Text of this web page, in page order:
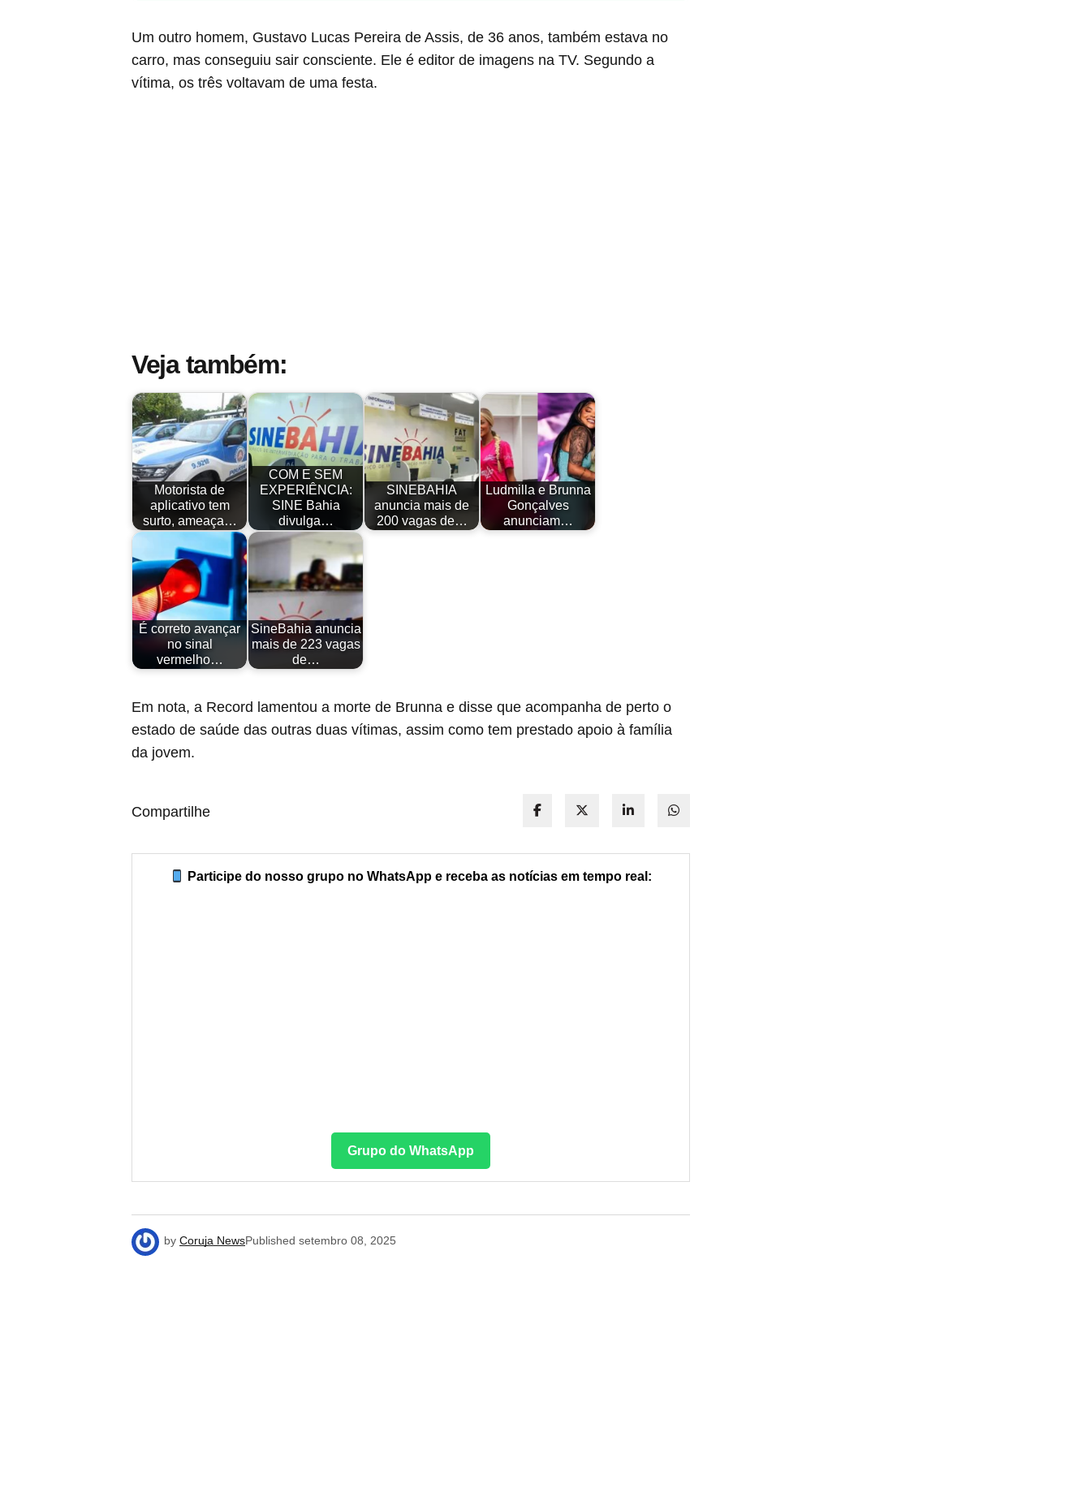
Um outro homem, Gustavo Lucas Pereira de Assis, de 36 anos, também estava no
carro, mas conseguiu sair consciente. Ele é editor de imagens na TV. Segundo a
vítima, os três voltavam de uma festa.
Veja também:
Motorista de
aplicativo tem
surto, ameaça…
COM E SEM
EXPERIÊNCIA:
SINE Bahia
divulga…
SINEBAHIA
anuncia mais de
200 vagas de…
Ludmilla e Brunna
Gonçalves
anunciam…
É correto avançar
no sinal
vermelho…
SineBahia anuncia
mais de 223 vagas
de…
Em nota, a Record lamentou a morte de Brunna e disse que acompanha de perto o
estado de saúde das outras duas vítimas, assim como tem prestado apoio à família
da jovem.
Compartilhe
Participe do nosso grupo no WhatsApp e receba as notícias em tempo real:
Grupo do WhatsApp
by Coruja NewsPublished setembro 08, 2025